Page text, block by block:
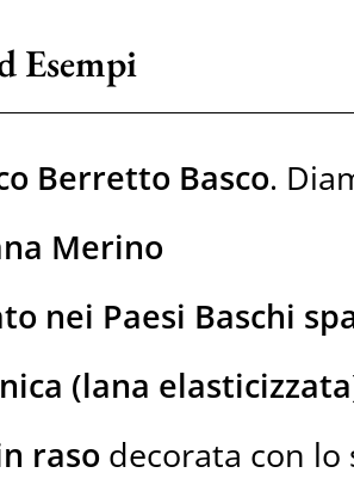
Esempi
Berretto Basco.
Merino
nei Paesi Baschi
(lana
raso decorata con